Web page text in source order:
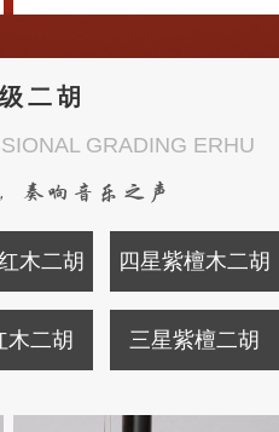
二胡
GRADING ERHU
奏响音乐之声
木二胡 四星紫檀木二胡
木二胡 三星紫檀二胡